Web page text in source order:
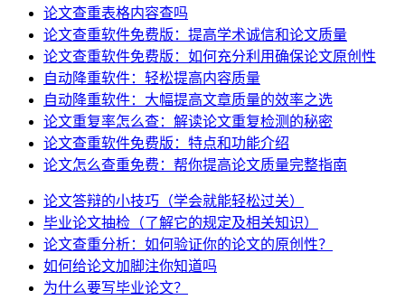
论文查重表格内容查吗
论文查重软件免费版：提高学术诚信和论文质量
论文查重软件免费版：如何充分利用确保论文原创性
自动降重软件：轻松提高内容质量
自动降重软件：大幅提高文章质量的效率之选
论文重复率怎么查：解读论文重复检测的秘密
论文查重软件免费版：特点和功能介绍
论文怎么查重免费：帮你提高论文质量完整指南
论文答辩的小技巧（学会就能轻松过关）
毕业论文抽检（了解它的规定及相关知识）
论文查重分析：如何验证你的论文的原创性？
如何给论文加脚注你知道吗
为什么要写毕业论文？